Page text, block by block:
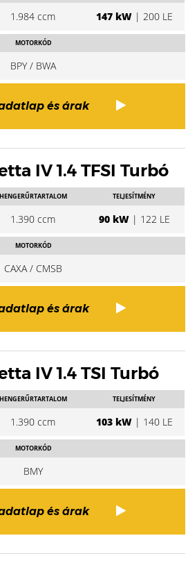
1.984 ccm 147 kW| 200 LE
MOTORKÓD
BPY / BWA
és árak
IV 1.4 TFSI Turbó
HENGERŰRTARTALOM
1.390 ccm
TELJESÍTMÉNY
90 kW| 122 LE
MOTORKÓD
CAXA / CMSB
és árak
IV 1.4 TSI Turbó
HENGERŰRTARTALOM
1.390 ccm
TELJESÍTMÉNY
103 kW| 140 LE
MOTORKÓD
BMY
és árak